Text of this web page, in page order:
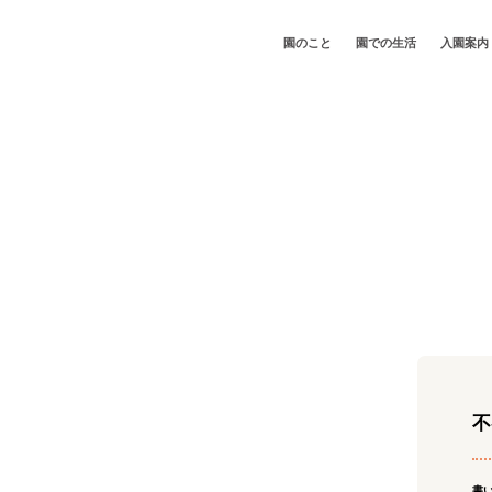
園のこと 園での⽣活 ⼊園案内